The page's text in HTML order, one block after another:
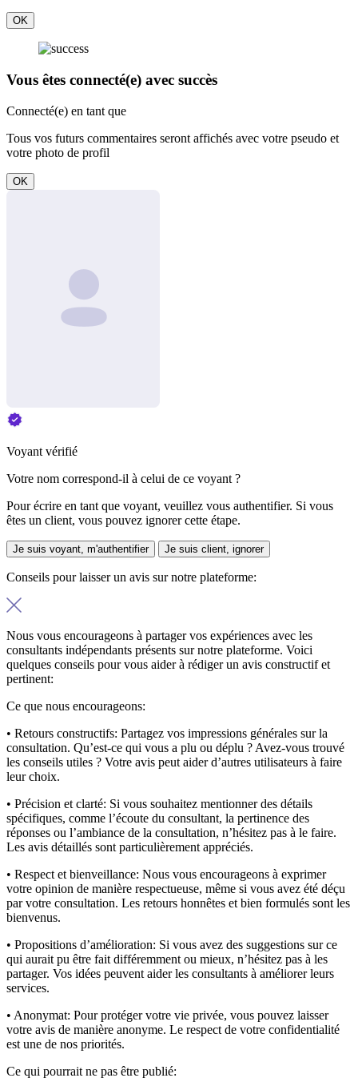
OK
Vous êtes connecté(e) avec succès
Connecté(e) en tant que
Tous vos futurs commentaires seront affichés avec votre pseudo et
votre photo de profil
OK
Voyant vérifié
Votre nom correspond-il à celui de ce voyant ?
Pour écrire en tant que voyant, veuillez vous authentifier. Si vous
êtes un client, vous pouvez ignorer cette étape.
Je suis voyant, m'authentifier Je suis client, ignorer
Conseils pour laisser un avis sur notre plateforme:
Nous vous encourageons à partager vos expériences avec les
consultants indépendants présents sur notre plateforme. Voici
quelques conseils pour vous aider à rédiger un avis constructif et
pertinent:
Ce que nous encourageons:
• Retours constructifs: Partagez vos impressions générales sur la
consultation. Qu’est-ce qui vous a plu ou déplu ? Avez-vous trouvé
les conseils utiles ? Votre avis peut aider d’autres utilisateurs à faire
leur choix.
• Précision et clarté: Si vous souhaitez mentionner des détails
spécifiques, comme l’écoute du consultant, la pertinence des
réponses ou l’ambiance de la consultation, n’hésitez pas à le faire.
Les avis détaillés sont particulièrement appréciés.
• Respect et bienveillance: Nous vous encourageons à exprimer
votre opinion de manière respectueuse, même si vous avez été déçu
par votre consultation. Les retours honnêtes et bien formulés sont les
bienvenus.
• Propositions d’amélioration: Si vous avez des suggestions sur ce
qui aurait pu être fait différemment ou mieux, n’hésitez pas à les
partager. Vos idées peuvent aider les consultants à améliorer leurs
services.
• Anonymat: Pour protéger votre vie privée, vous pouvez laisser
votre avis de manière anonyme. Le respect de votre confidentialité
est une de nos priorités.
Ce qui pourrait ne pas être publié: